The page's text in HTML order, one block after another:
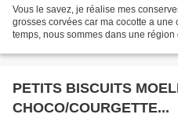
Vous le savez, je réalise mes
grosses corvées car ma cocotte a une
temps, nous sommes dans une
PETITS BISCUITS
CHOCO/COURGETTE...